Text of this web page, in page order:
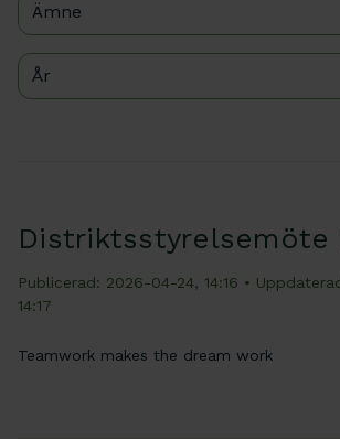
Ämne
År
Distriktsstyrelsemöte
Publicerad: 2026-04-24, 14:16 •
14:17
Teamwork makes the dream work